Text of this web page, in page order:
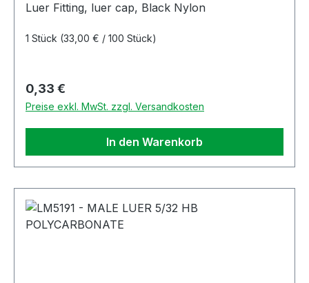
Luer Fitting, luer cap, Black Nylon
1 Stück (33,00 € / 100 Stück)
Regulärer Preis:
0,33 €
Preise exkl. MwSt. zzgl. Versandkosten
In den Warenkorb